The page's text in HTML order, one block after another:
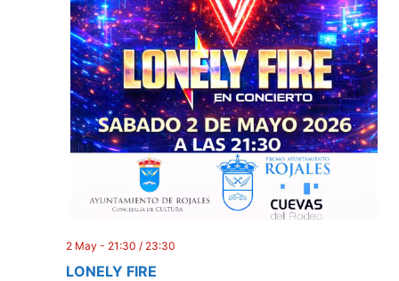
LONELY FIRE
2 May - 21:30 / 23:30